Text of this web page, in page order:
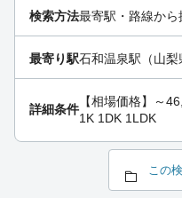
検索方法最寄駅・路線から
最寄り駅石和温泉駅（山梨
詳細条件
【相場価格】～
1K 1DK 1LDK
この